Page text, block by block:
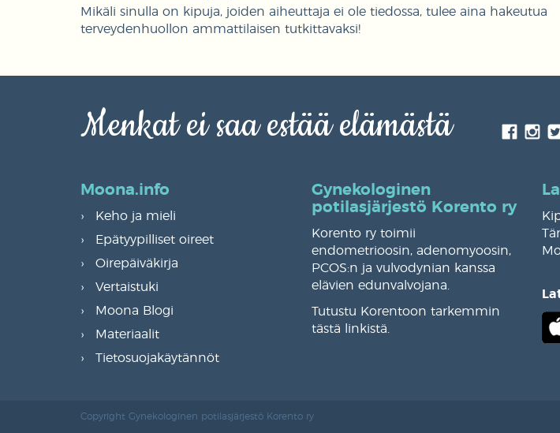
Mikäli sinulla on kipuja, joiden aiheuttaja ei ole tiedossa, tulee aina hakeutua
terveydenhuollon ammattilaisen tutkittavaksi!
Menkat ei saa estää elämästä
Moona.info
Keho ja mieli
Epätyypilliset oireet
Oirepäiväkirja
Vertaistuki
Moona Blogi
Materiaalit
Tietosuojakäytännöt
Gynekologinen
potilasjärjestö Korento ry
Korento ry toimii
endometrioosin, adenomyoosin,
PCOS:n ja vulvodynian kanssa
elävien edunvalvojana.
Tutustu Korentoon tarkemmin
tästä linkistä
Copyright Gynekologinen potilasjärjestö Korento ry